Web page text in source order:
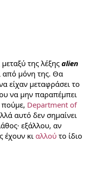
της λέξης alien
από μόνη της. Θα
είχαν μεταφράσει το
να μην παραπέμπει
Department of
αυτό δεν σημαίνει
εξάλλου, αν
έχουν κι αλλού το ίδιο